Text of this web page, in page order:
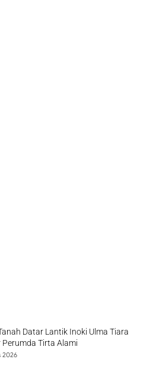
Datar Lantik Inoki Ulma Tiara
Perumda Tirta Alami
2026